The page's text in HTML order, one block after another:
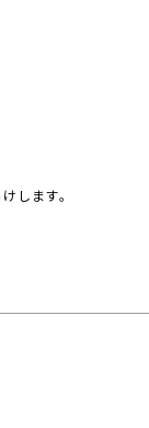
します。